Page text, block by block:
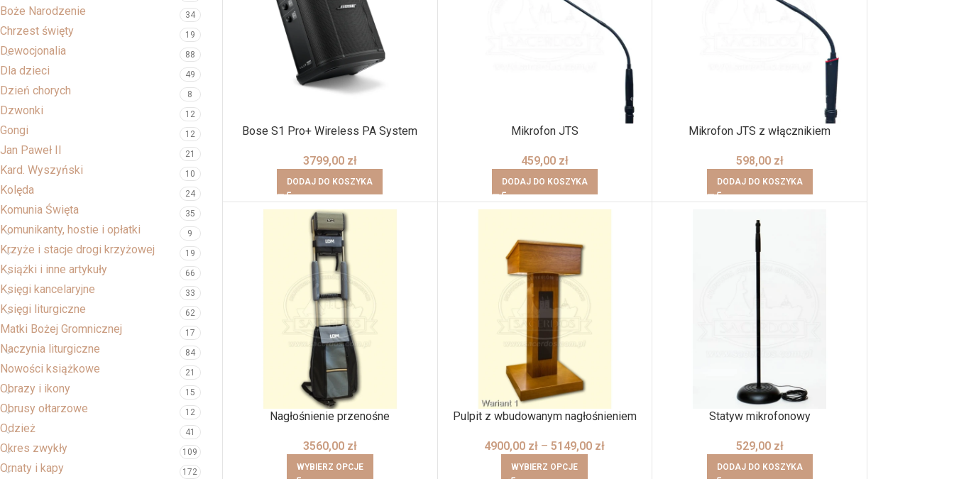
Boże Narodzenie 34
Chrzest święty 19
Dewocjonalia 88
Dla dzieci 49
Dzień chorych 8
Dzwonki 12
Gongi 12
Jan Paweł II 21
Kard. Wyszyński 10
Kolęda 24
Komunia Święta 35
Komunikanty, hostie i opłatki 9
Krzyże i stacje drogi krzyżowej 19
Książki i inne artykuły 66
Księgi kancelaryjne 33
Księgi liturgiczne 62
Matki Bożej Gromnicznej 17
Naczynia liturgiczne 84
Nowości książkowe 21
Obrazy i ikony 15
Obrusy ołtarzowe 12
Odzież 41
Okres zwykły 109
Ornaty i kapy 172
Bose S1 Pro+ Wireless PA System
3799,00 zł
DODAJ DO KOSZYKA
Mikrofon JTS
459,00 zł
DODAJ DO KOSZYKA
Mikrofon JTS z włącznikiem
598,00 zł
DODAJ DO KOSZYKA
Nagłośnienie przenośne
3560,00 zł
WYBIERZ OPCJE
Pulpit z wbudowanym nagłośnieniem
4900,00 zł – 5149,00 zł
WYBIERZ OPCJE
Statyw mikrofonowy
529,00 zł
DODAJ DO KOSZYKA